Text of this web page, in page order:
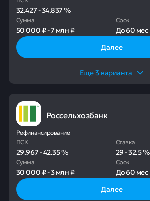
32.427-34.837%
Сумма
50 000 ₽-7 млн ₽
Срок
До60 мес
Далее
Еще3 варианта
Россельхозбанк
Рефинансирование
ПСК
29.967-42.35%
Ставка
29-32.5%
Сумма
30 000 ₽-3 млн ₽
Срок
До60 мес
Далее